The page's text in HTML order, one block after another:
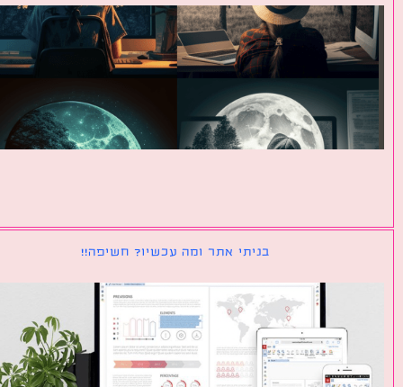
בניתי אתר ומה עכשיו? חשיפה!!